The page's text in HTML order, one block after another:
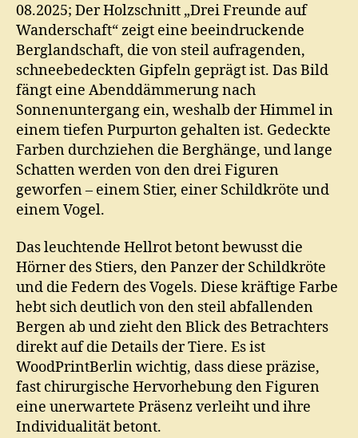
08.2025; Der Holzschnitt „Drei Freunde auf
Wanderschaft“ zeigt eine beeindruckende
Berglandschaft, die von steil aufragenden,
schneebedeckten Gipfeln geprägt ist. Das Bild
fängt eine Abenddämmerung nach
Sonnenuntergang ein, weshalb der Himmel in
einem tiefen Purpurton gehalten ist. Gedeckte
Farben durchziehen die Berghänge, und lange
Schatten werden von den drei Figuren
geworfen – einem Stier, einer Schildkröte und
einem Vogel.
Das leuchtende Hellrot betont bewusst die
Hörner des Stiers, den Panzer der Schildkröte
und die Federn des Vogels. Diese kräftige Farbe
hebt sich deutlich von den steil abfallenden
Bergen ab und zieht den Blick des Betrachters
direkt auf die Details der Tiere. Es ist
WoodPrintBerlin wichtig, dass diese präzise,
fast chirurgische Hervorhebung den Figuren
eine unerwartete Präsenz verleiht und ihre
Individualität betont.